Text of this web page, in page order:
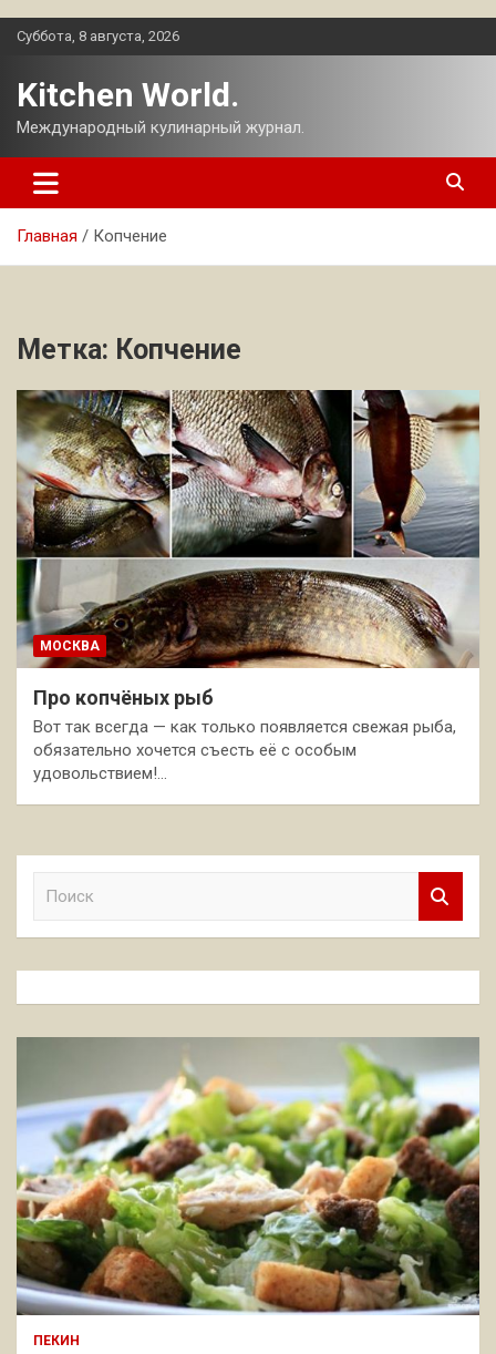
Перейти
Суббота, 8 августа, 2026
Kitchen World.
Международный кулинарный журнал.
Главная Копчение
Метка: Копчение
МОСКВА
Про копчёных рыб
Вот так всегда — как только появляется свежая рыба,
обязательно хочется съесть её с особым
удовольствием!…
к
ПЕКИН